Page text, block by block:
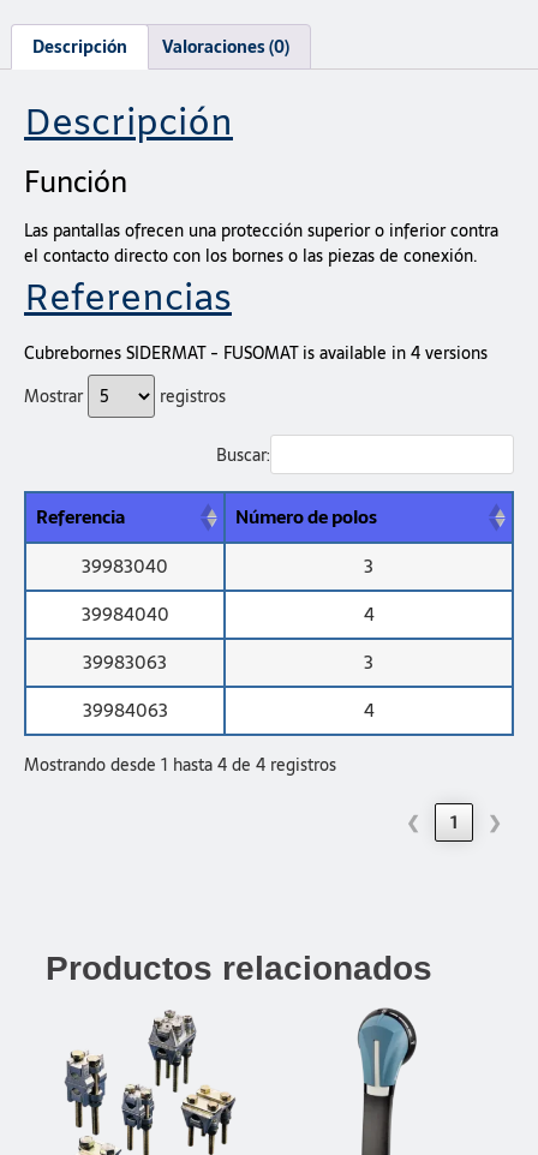
Descripción Valoraciones (0)
Descripción
Función
Las pantallas ofrecen una protección superior o inferior contra
el contacto directo con los bornes o las piezas de conexión.
Referencias
Cubrebornes SIDERMAT - FUSOMAT is available in 4 versions
Mostrar
registros
Buscar:
Referencia
Número de polos
39983040
3
39984040
4
39983063
3
39984063
4
Mostrando desde 1 hasta 4 de 4 registros
❮ 1 ❯
Productos relacionados